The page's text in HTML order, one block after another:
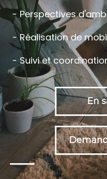
Perspectives
Réalisation de
Suivi et
En